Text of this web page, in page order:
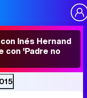
Inés Hernand
con 'Padre no